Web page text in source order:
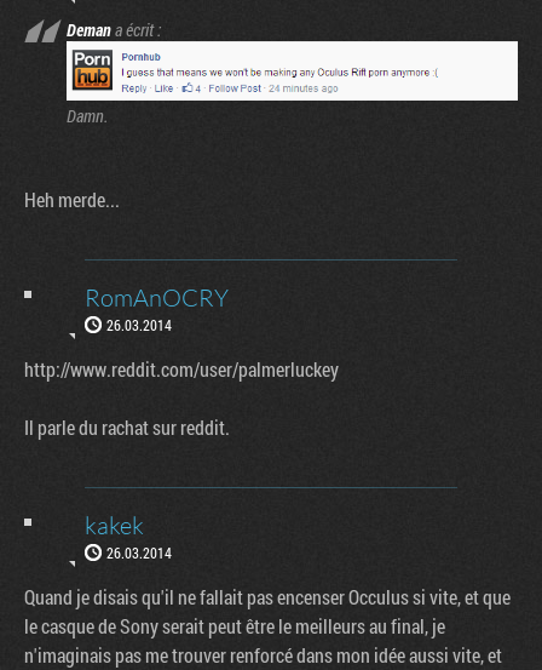
Demana écrit :
Damn.
Heh merde...
RomAnOCRY
26.03.2014
http://www.reddit.com/user/palmerluckey
Il parle du rachat sur reddit.
kakek
26.03.2014
Quand je disais qu'il ne fallait pas encenser Occulus si vite, et que
le casque de Sony serait peut être le meilleurs au final, je
n'imaginais pas me trouver renforcé dans mon idée aussi vite, et